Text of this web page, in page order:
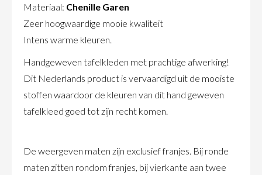
Materiaal: Chenille Garen
Zeer hoogwaardige mooie kwaliteit
Intens warme kleuren.
Handgeweven tafelkleden met prachtige afwerking!
Dit Nederlands product is vervaardigd uit de mooiste
stoffen waardoor de kleuren van dit hand geweven
tafelkleed goed tot zijn recht komen.
De weergeven maten zijn exclusief franjes. Bij ronde
maten zitten rondom franjes, bij vierkante aan twee